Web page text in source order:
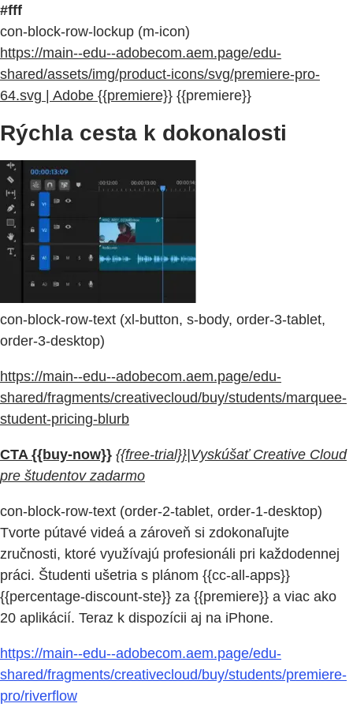
#fff
con-block-row-lockup (m-icon)
https://main--edu--adobecom.aem.page/edu-
shared/assets/img/product-icons/svg/premiere-pro-
64.svg | Adobe {{premiere}} {{premiere}}
Rýchla cesta k dokonalosti
con-block-row-text (xl-button, s-body, order-3-tablet,
order-3-desktop)
https://main--edu--adobecom.aem.page/edu-
shared/fragments/creativecloud/buy/students/marquee-
student-pricing-blurb
CTA {{buy-now}} {{free-trial}}|Vyskúšať Creative Cloud
pre študentov zadarmo
con-block-row-text (order-2-tablet, order-1-desktop)
Tvorte pútavé videá a zároveň si zdokonaľujte
zručnosti, ktoré využívajú profesionáli pri každodennej
práci. Študenti ušetria s plánom {{cc-all-apps}}
{{percentage-discount-ste}} za {{premiere}} a viac ako
20 aplikácií. Teraz k dispozícii aj na iPhone.
https://main--edu--adobecom.aem.page/edu-
shared/fragments/creativecloud/buy/students/premiere-
pro/riverflow